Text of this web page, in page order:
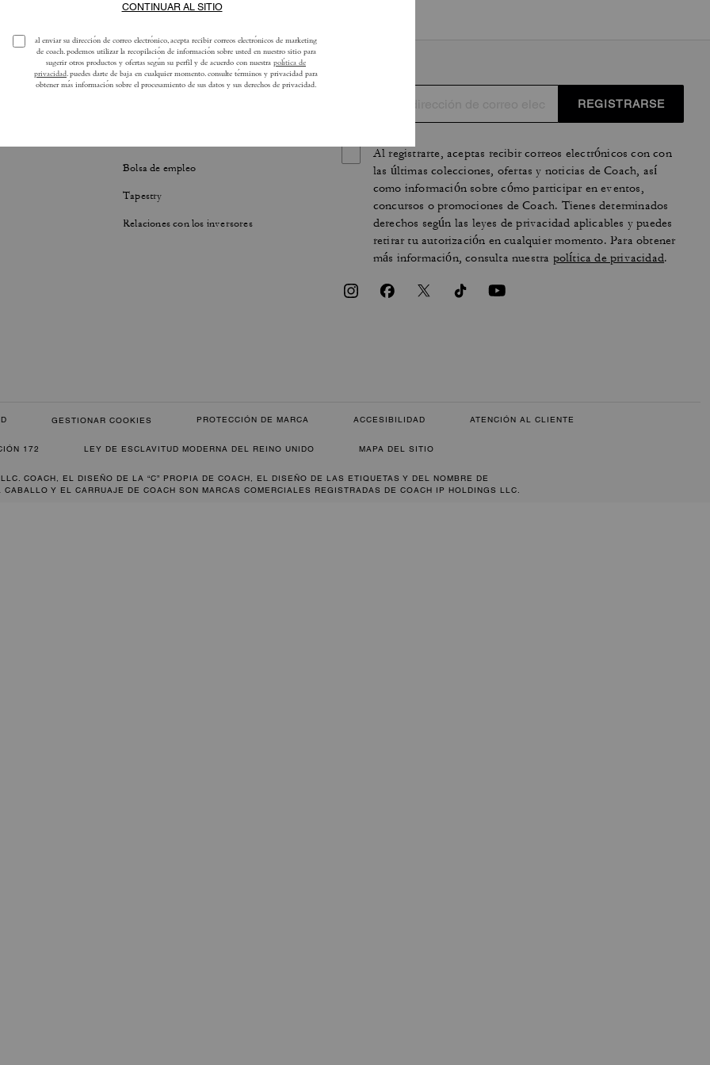
ACERCA DE NOSOTROS
Bolsa de empleo
Tapestry
Relaciones con los inversores
REGISTRARSE
Al registrarte, aceptas recibir correos electrónicos con con
las últimas colecciones, ofertas y noticias de Coach, así
como información sobre cómo participar en eventos,
concursos o promociones de Coach. Tienes determinados
derechos según las leyes de privacidad aplicables y puedes
retirar tu autorización en cualquier momento. Para obtener
más información, consulta nuestra política de privacidad.
GESTIONAR COOKIES PROTECCIÓN DE MARCA ACCESIBILIDAD ATENCIÓN AL CLIENTE
172 LEY DE ESCLAVITUD MODERNA DEL REINO UNIDO MAPA DEL SITIO
COACH, EL DISEÑO DE LA “C” PROPIA DE COACH, EL DISEÑO DE LAS ETIQUETAS Y DEL NOMBRE DE
Y EL CARRUAJE DE COACH SON MARCAS COMERCIALES REGISTRADAS DE COACH IP HOLDINGS LLC.